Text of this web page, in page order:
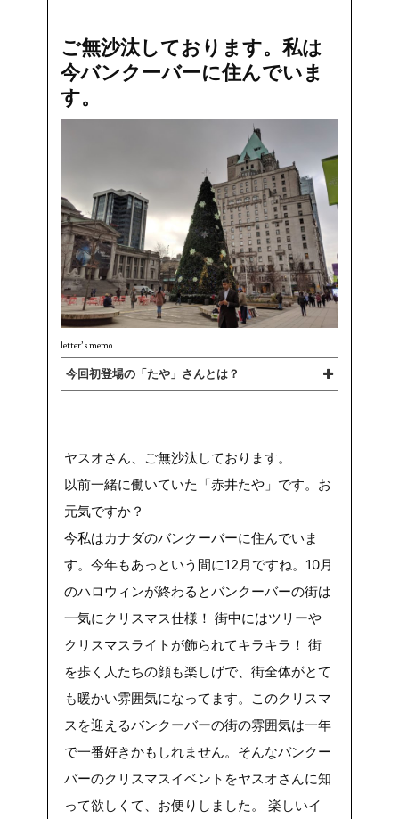
ご無沙汰しております。私は
今バンクーバーに住んでいま
す。
letter’s memo
今回初登場の「たや」さんとは？
なぜいまカナダに？
家庭の事情でカナダにいます（笑）。
ヤスオさん、ご無沙汰しております。
以前一緒に働いていた「赤井たや」です。お
元気ですか？
今私はカナダのバンクーバーに住んでいま
す。今年もあっという間に12月ですね。10月
のハロウィンが終わるとバンクーバーの街は
一気にクリスマス仕様！ 街中にはツリーや
クリスマスライトが飾られてキラキラ！ 街
を歩く人たちの顔も楽しげで、街全体がとて
も暖かい雰囲気になってます。このクリスマ
スを迎えるバンクーバーの街の雰囲気は一年
で一番好きかもしれません。そんなバンクー
バーのクリスマスイベントをヤスオさんに知
って欲しくて、お便りしました。 楽しいイ